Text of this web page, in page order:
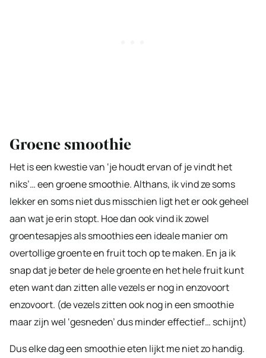
Groene smoothie
Het is een kwestie van ‘je houdt ervan of je vindt het
niks’… een groene smoothie. Althans, ik vind ze soms
lekker en soms niet dus misschien ligt het er ook geheel
aan wat je erin stopt. Hoe dan ook vind ik zowel
groentesapjes als smoothies een ideale manier om
overtollige groente en fruit toch op te maken. En ja ik
snap dat je beter de hele groente en het hele fruit kunt
eten want dan zitten alle vezels er nog in enzovoort
enzovoort. (de vezels zitten ook nog in een smoothie
maar zijn wel ‘gesneden’ dus minder effectief… schijnt)
Dus elke dag een smoothie eten lijkt me niet zo handig.